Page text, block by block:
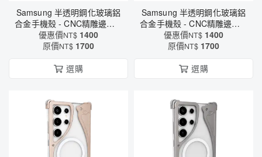
Samsung 半透明鋼化玻璃鋁
合金手機殼 - CNC精雕邊框 ×
四角防撞 × 極簡金屬質感設
計（6619）
優惠價NT$ 1400
原價NT$ 1700
選購
Samsung 半透明鋼化玻璃鋁
合金手機殼 - CNC精雕邊框 ×
四角防撞 × 極簡金屬質感設
計（6619）
優惠價NT$ 1400
原價NT$ 1700
選購